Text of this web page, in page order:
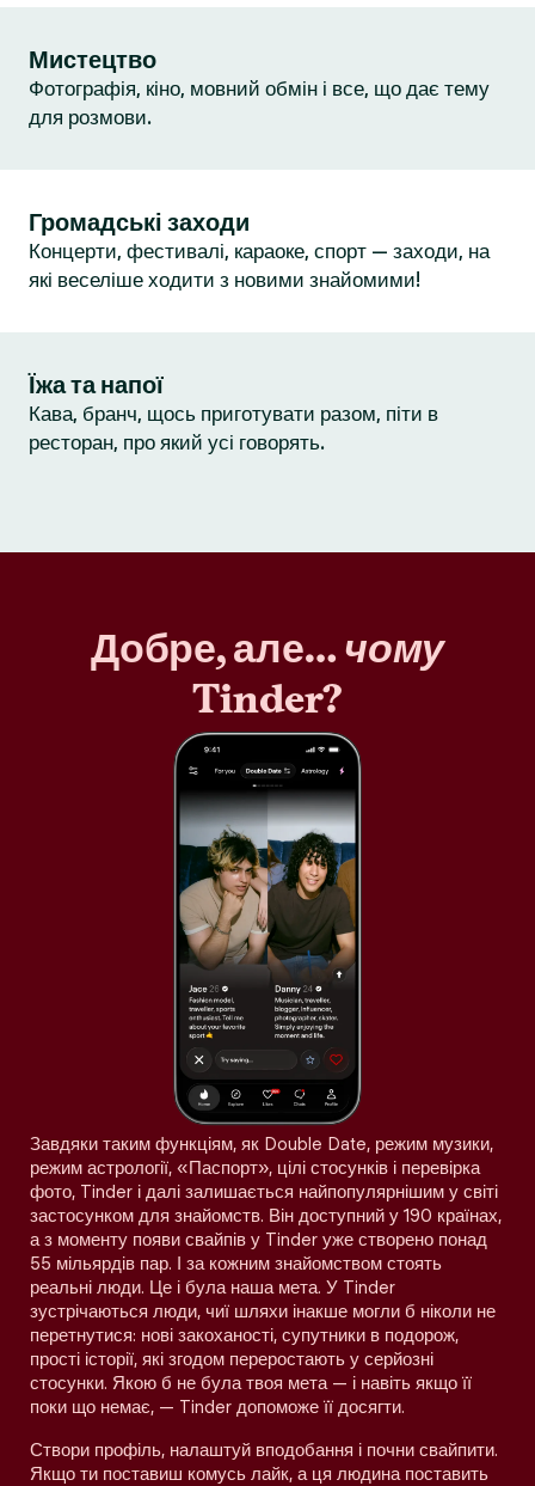
Мистецтво
Фотографія, кіно, мовний обмін і все, що дає тему
для розмови.
Громадські заходи
Концерти, фестивалі, караоке, спорт — заходи, на
які веселіше ходити з новими знайомими!
Їжа та напої
Кава, бранч, щось приготувати разом, піти в
ресторан, про який усі говорять.
Добре, але…чому
Tinder?
Завдяки таким функціям, як Double Date, режим музики,
режим астрології, «Паспорт», цілі стосунків і перевірка
фото, Tinder і далі залишається найпопулярнішим у світі
застосунком для знайомств. Він доступний у 190 країнах,
а з моменту появи свайпів у Tinder уже створено понад
55 мільярдів пар. І за кожним знайомством стоять
реальні люди. Це і була наша мета. У Tinder
зустрічаються люди, чиї шляхи інакше могли б ніколи не
перетнутися: нові закоханості, супутники в подорож,
прості історії, які згодом переростають у серйозні
стосунки. Якою б не була твоя мета — і навіть якщо її
поки що немає, — Tinder допоможе її досягти.
Створи профіль, налаштуй вподобання і почни свайпити.
Якщо ти поставиш комусь лайк, а ця людина поставить